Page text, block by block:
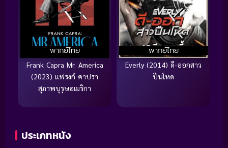
พากย์ไทย
Frank Capra Mr. America
(2023) แฟรงก์ คาปรา
สุภาพบุรุษอเมริกา
พากย์ไทย
Everly (2014) ดี-ออกสาว
ปืนโหด
ประเภทหนัง